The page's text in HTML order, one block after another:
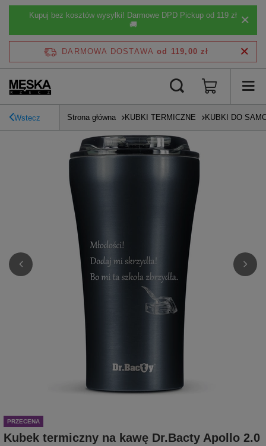
Kupuj bez kosztów wysyłki! Darmowe DPD Pickup od 119 zł
🚚
DARMOWA DOSTAWA od 119,00 zł
Wstecz Strona główna KUBKI TERMICZNE KUBKI DO
PRZECENA
Kubek termiczny na kawę Dr.Bacty Apollo 2.0